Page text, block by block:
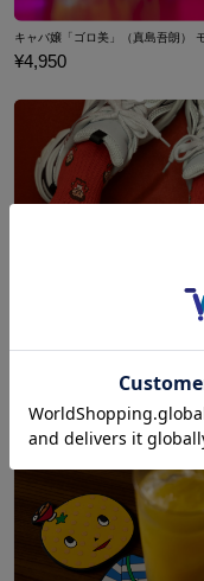
¥4,950